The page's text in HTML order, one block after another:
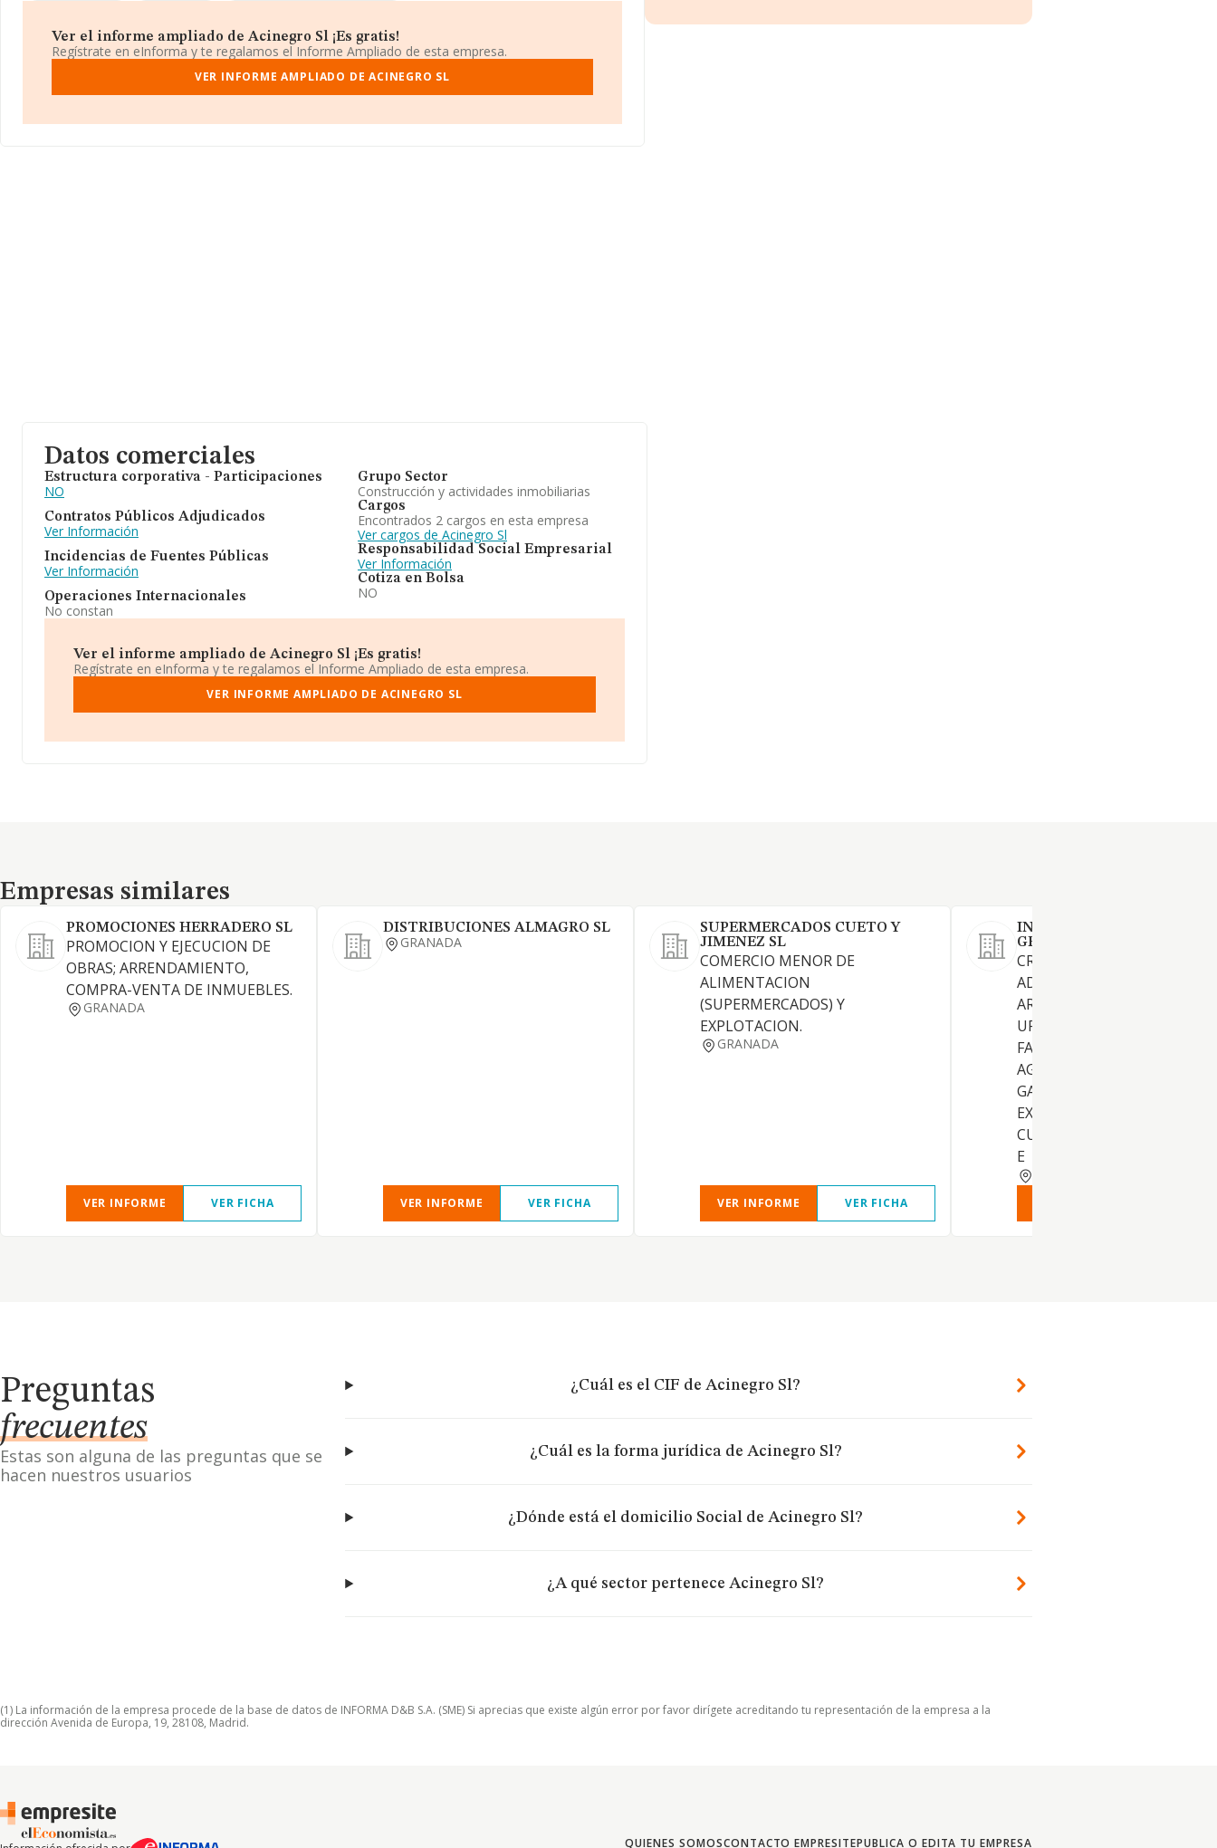
ámbito nacional alcanza los 22.737 millones de euros y se calcula un promedio de facturación de 171
mil euros entre todas las compañías. En cuanto a la información relativa a la provincia de Granada, en
la base de datos de INFORMA aparecen 1520 empresas, con ventas en el año 2003 de 128 millones
de euros. Por último, con el fin de ampliar la información relativa al ámbito de la empresa, la media
de empleados de las empresas es de 1; la antigüedad alcanza los 24 años desde la constitución.
Ver el informe ampliado de Acinegro Sl ¡Es gratis!
Regístrate en eInforma y te regalamos el Informe Ampliado de esta empresa.
VER INFORME AMPLIADO DE ACINEGRO SL
Datos comerciales
Estructura corporativa - Participaciones
NO
Contratos Públicos Adjudicados
Ver Información
Incidencias de Fuentes Públicas
Ver Información
Operaciones Internacionales
No constan
Grupo Sector
Construcción y actividades inmobiliarias
Cargos
Encontrados 2 cargos en esta empresa
Ver cargos de Acinegro Sl
Responsabilidad Social Empresarial
Ver Información
Cotiza en Bolsa
NO
Ver el informe ampliado de Acinegro Sl ¡Es gratis!
Regístrate en eInforma y te regalamos el Informe Ampliado de esta empresa.
VER INFORME AMPLIADO DE ACINEGRO SL
Empresas similares
Empresas similares
PROMOCIONES HERRADERO SL
PROMOCION Y EJECUCION DE
OBRAS; ARRENDAMIENTO,
COMPRA-VENTA DE INMUEBLES.
GRANADA
VER INFORME VER FICHA
DISTRIBUCIONES ALMAGRO SL
GRANADA
VER INFORME VER FICHA
SUPERMERCADOS CUETO Y
JIMENEZ SL
COMERCIO MENOR DE
ALIMENTACION
(SUPERMERCADOS) Y
EXPLOTACION.
GRANADA
VER INFORME VER FICHA
INMUEBLES Y RENTAS DE
GRANADA SL
CREACION,
ADQUISICION, TENENCIA Y
ARRIENDO FINCAS
URBANAS, INSTALACIONES,
FACTORIAS O COMPLEJOS
AGRICOLAS, FORESTALES,
GANADEROS, PARA SU
EXPLOTACION,
CUALQUIER FORMA,
E
Preguntas
frecuentes
Estas son alguna de las preguntas que se
hacen nuestros usuarios
¿Cuál es el CIF de Acinegro Sl?
¿Cuál es la forma jurídica de Acinegro Sl?
¿Dónde está el domicilio Social de Acinegro Sl?
¿A qué sector pertenece Acinegro Sl?
(1) La información de la empresa procede de la base de datos de INFORMA D&B S.A. (SME) Si aprecias que existe algún error por favor dirígete acreditando tu representación de la empresa a la
dirección Avenida de Europa, 19, 28108, Madrid.
QUIENES SOMOSCONTACTO EMPRESITEPUBLICA O EDITA TU EMPRESA